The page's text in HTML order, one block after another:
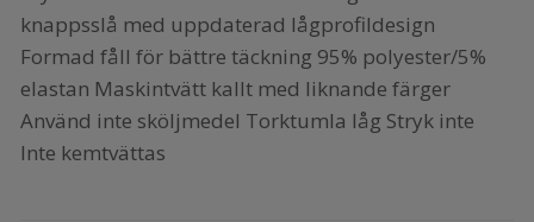
knappsslå med uppdaterad lågprofildesign
Formad fåll för bättre täckning 95% polyester/5%
elastan Maskintvätt kallt med liknande färger
Använd inte sköljmedel Torktumla låg Stryk inte
Inte kemtvättas